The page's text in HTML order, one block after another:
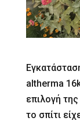
altherma
επιλογή της
το σπίτι